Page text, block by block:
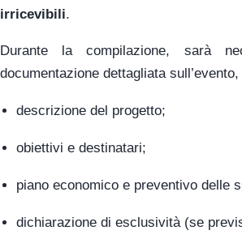
irricevibili.
Durante la compilazione, sarà
documentazione dettagliata
descrizione del progetto;
obiettivi e destinatari;
piano economico e preventivo delle
dichiarazione di esclusività (se